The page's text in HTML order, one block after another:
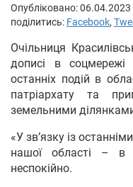
Опубліковано:06.04.2023
поділитись: Facebook,
Очільниця
дописі в
останніх подій в
патріархату та
земельними
«У зв’язку із
нашої області – в
неспокійно.